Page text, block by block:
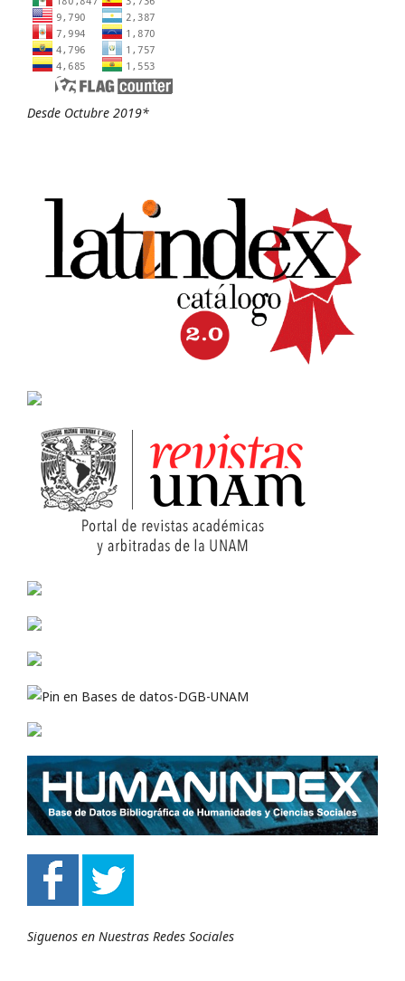
Desde Octubre 2019*
Siguenos en Nuestras Redes Sociales